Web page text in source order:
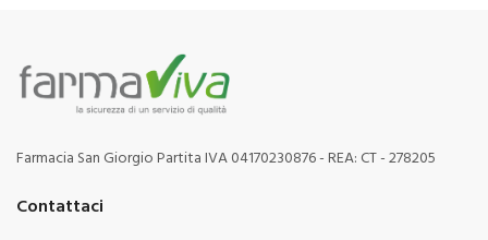
Farmacia San Giorgio Partita IVA 04170230876 - REA: CT - 278205
Contattaci